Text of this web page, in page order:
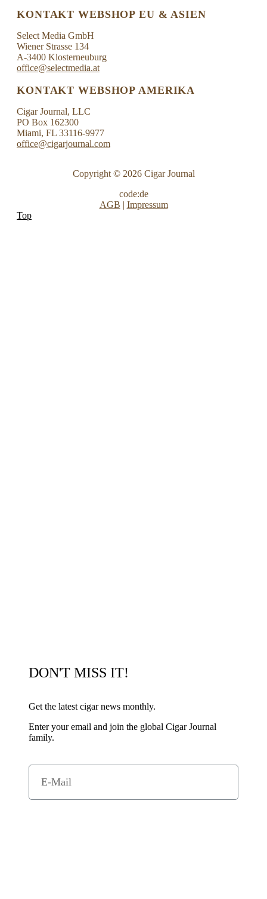
KONTAKT WEBSHOP EU & ASIEN
Select Media GmbH
Wiener Strasse 134
A-3400 Klosterneuburg
office@selectmedia.at
KONTAKT WEBSHOP AMERIKA
Cigar Journal, LLC
PO Box 162300
Miami, FL 33116-9977
office@cigarjournal.com
Copyright © 2026 Cigar Journal
code:de
AGB | Impressum
Top
DON'T MISS IT!
Get the latest cigar news monthly.
Enter your email and join the global Cigar Journal
family.